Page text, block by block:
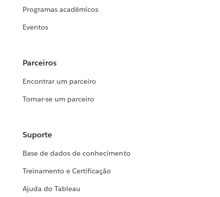
Programas acadêmicos
Eventos
Parceiros
Encontrar um parceiro
Tornar-se um parceiro
Suporte
Base de dados de conhecimento
Treinamento e Certificação
Ajuda do Tableau